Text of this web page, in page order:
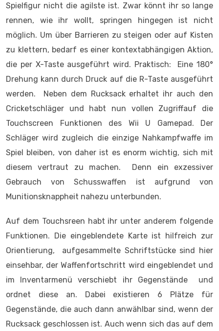
Spielfigur nicht die agilste ist. Zwar könnt ihr so lange
rennen, wie ihr wollt, springen hingegen ist nicht
möglich. Um über Barrieren zu steigen oder auf Kisten
zu klettern, bedarf es einer kontextabhängigen Aktion,
die per X-Taste ausgeführt wird. Praktisch: Eine 180°
Drehung kann durch Druck auf die R-Taste ausgeführt
werden. Neben dem Rucksack erhaltet ihr auch den
Cricketschläger und habt nun vollen Zugriffauf die
Touchscreen Funktionen des Wii U Gamepad. Der
Schläger wird zugleich die einzige Nahkampfwaffe im
Spiel bleiben, von daher ist es enorm wichtig, sich mit
diesem vertraut zu machen. Denn ein exzessiver
Gebrauch von Schusswaffen ist aufgrund von
Munitionsknappheit nahezu unterbunden.
Auf dem Touchsreen habt ihr unter anderem folgende
Funktionen. Die eingeblendete Karte ist hilfreich zur
Orientierung, aufgesammelte Schriftstücke sind hier
einsehbar, der Waffenfortschritt wird eingeblendet und
im Inventarmenü verschiebt ihr Gegenstände und
ordnet diese an. Dabei existieren 6 Plätze für
Gegenstände, die auch dann anwählbar sind, wenn der
Rucksack geschlossen ist. Auch wenn sich das auf dem